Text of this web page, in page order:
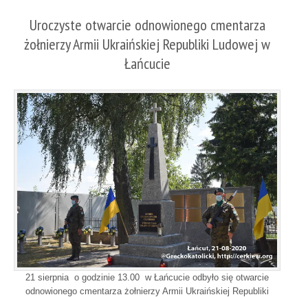
Uroczyste otwarcie odnowionego cmentarza
żołnierzy Armii Ukraińskiej Republiki Ludowej w
Łańcucie
21 sierpnia o godzinie 13.00 w Łańcucie odbyło się otwarcie
odnowionego cmentarza żołnierzy Armii Ukraińskiej Republiki